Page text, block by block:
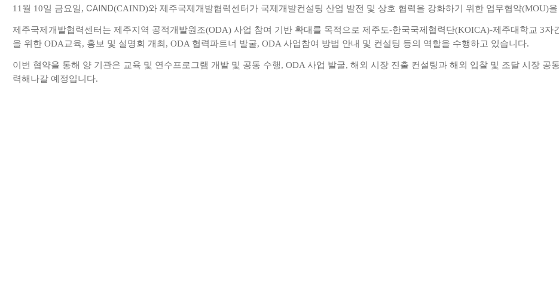
11 월 10일 금요일, CAIND(CAIND)와 제주국제개발협력센터가 국제개발컨설팅 산업 발전 및 상호 협력을 강화하기 위한 업무협약(MOU)
제주국제개발협력센터는 제주지역 공적개발원조(ODA) 사업 참여 기반 확대를 목적으로 제주도-한국국제협력단(KOICA)-제주대학교 3자
을 위한 ODA교육, 홍보 및 설명회 개최, ODA 협력파트너 발굴, ODA 사업참여 방법 안내 및 컨설팅 등의 역할을 수행하고 있습니다.
이번 협약을 통해 양 기관은 교육 및 연수프로그램 개발 및 공동 수행, ODA 사업 발굴, 해외 시장 진출 컨설팅과 해외 입찰 및 조달 시장 공
력해나갈 예정입니다.